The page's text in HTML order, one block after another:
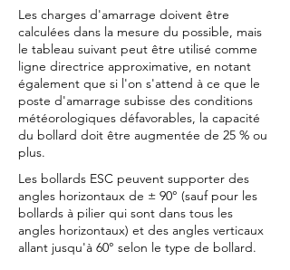
Les charges d'amarrage doivent être
calculées dans la mesure du possible, mais
le tableau suivant peut être utilisé comme
ligne directrice approximative, en notant
également que si l'on s'attend à ce que le
poste d'amarrage subisse des conditions
météorologiques défavorables, la capacité
du bollard doit être augmentée de 25 % ou
plus.
Les bollards ESC peuvent supporter des
angles horizontaux de ± 90° (sauf pour les
bollards à pilier qui sont dans tous les
angles horizontaux) et des angles verticaux
allant jusqu'à 60° selon le type de bollard.​